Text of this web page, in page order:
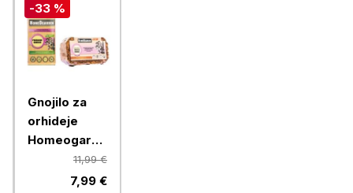
-33 %
Gnojilo za
orhideje
Homeogarden
Čudovite
orhideje +
11,99 €
7,99 €